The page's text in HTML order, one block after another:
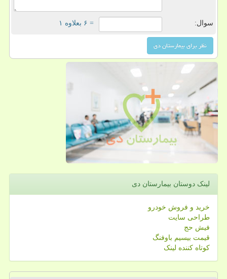
سوال: = ۶ بعلاوه ۱
لینک دوستان بیمارستان دی
خرید و فروش خودرو
طراحی سایت
فیش حج
قیمت بیسیم باوفنگ
کوتاه کننده لینک